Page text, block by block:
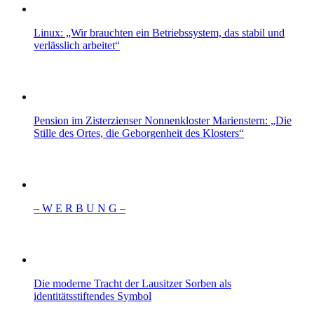
Linux: „Wir brauchten ein Betriebssystem, das stabil und
verlässlich arbeitet“
Pension im Zisterzienser Nonnenkloster Marienstern: „Die
Stille des Ortes, die Geborgenheit des Klosters“
– W Ε R Β U Ν G –
Die moderne Tracht der Lausitzer Sorben als
identitätsstiftendes Symbol